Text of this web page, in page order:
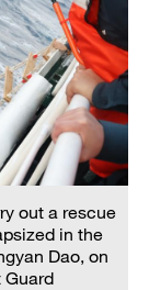
out a rescue
in the
Dao, on
Guard